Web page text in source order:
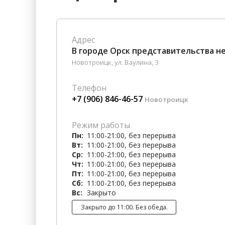
Бытовые услуги
СМИ и Реклама Купоны
Адрес
В городе Орск представительства
Новотроицк, ул. ​Ваулина, 3
Телефон
+7 (906) 846-46-57 Новотроицк
Режим работы
Пн: 11:00-21:00, без перерыва
Вт: 11:00-21:00, без перерыва
Ср: 11:00-21:00, без перерыва
Чт: 11:00-21:00, без перерыва
Пт: 11:00-21:00, без перерыва
Сб: 11:00-21:00, без перерыва
Вс: Закрыто
Закрыто до 11:00. Без обеда.